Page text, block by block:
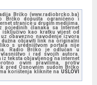
Brčko (www.radiobrcko.ba)
Brčko dopušta ograničeno i
stranice u drugim medijima.
pojedinih članaka sa Internet
isključivo kao kratku vijest od
obavezno navođenje izvora
objaviti link na originalni
s uredništvom portala nije
Radio Brčko je odlučan u
i rad svojih autora.
teksta objavljenog na internet
ovim pravilima, protiv
pred Osnovnim sudom Brčko
korištenja kliknite na USLOVI